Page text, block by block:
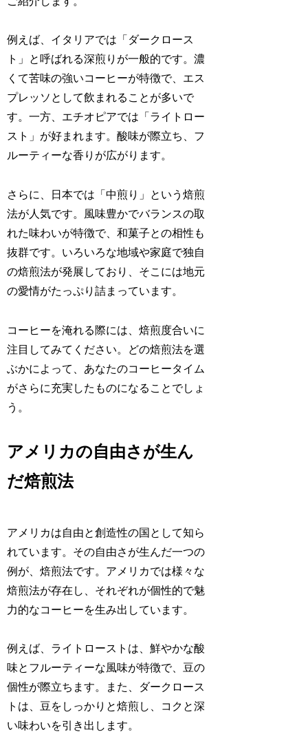
例えば、イタリアでは「ダークロース
ト」と呼ばれる深煎りが一般的です。濃
くて苦味の強いコーヒーが特徴で、エス
プレッソとして飲まれることが多いで
す。一方、エチオピアでは「ライトロー
スト」が好まれます。酸味が際立ち、フ
ルーティーな香りが広がります。
さらに、日本では「中煎り」という焙煎
法が人気です。風味豊かでバランスの取
れた味わいが特徴で、和菓子との相性も
抜群です。いろいろな地域や家庭で独自
の焙煎法が発展しており、そこには地元
の愛情がたっぷり詰まっています。
コーヒーを淹れる際には、焙煎度合いに
注目してみてください。どの焙煎法を選
ぶかによって、あなたのコーヒータイム
がさらに充実したものになることでしょ
う。
アメリカの自由さが生ん
だ焙煎法
アメリカは自由と創造性の国として知ら
れています。その自由さが生んだ一つの
例が、焙煎法です。アメリカでは様々な
焙煎法が存在し、それぞれが個性的で魅
力的なコーヒーを生み出しています。
例えば、ライトローストは、鮮やかな酸
味とフルーティーな風味が特徴で、豆の
個性が際立ちます。また、ダークロース
トは、豆をしっかりと焙煎し、コクと深
い味わいを引き出します。